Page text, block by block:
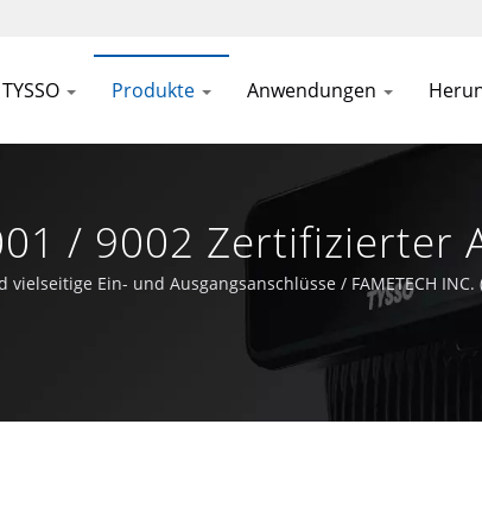
Produkte Anwendungen
/ 9002 Zertifizierter
INC
Ein- und Ausgangsanschlüsse / FAMETECH INC.
mit einer starken F&E-Basis gewachsen und das